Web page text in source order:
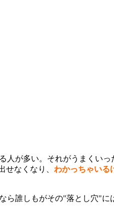
が多い。それがうまくい
なくなり、 わかっちゃいる
ら誰しもがその"落とし穴"に